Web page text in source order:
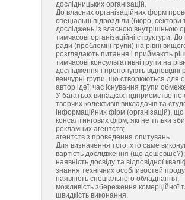
дослідницьких організацій.
До власних організаційних форм
спеціальні підрозділи (бюро,
досліджень із власною внутрішньою
тимчасові організаційні структури.
ради (проблемні групи) на рівні
розглядають питання і приймають
тимчасові консультативні групи на
дослідження і пропонують
венчурні групи, що створюються для
автор ідеї; час існування групи
У багатьох випадках підприємство не
творчих колективів викладачів та
інформаційних фірм (організацій),
консалтингових фірм, які не тільки
рекламних агентств;
агентств з проведення опитувань.
Для визначення того, хто саме
вартість дослідження (що дешевше?);
наявність досвіду та відповідної
знання технічних особливостей
наявність спеціального обладнання;
можливість збереження комерційної
швидкість виконання.